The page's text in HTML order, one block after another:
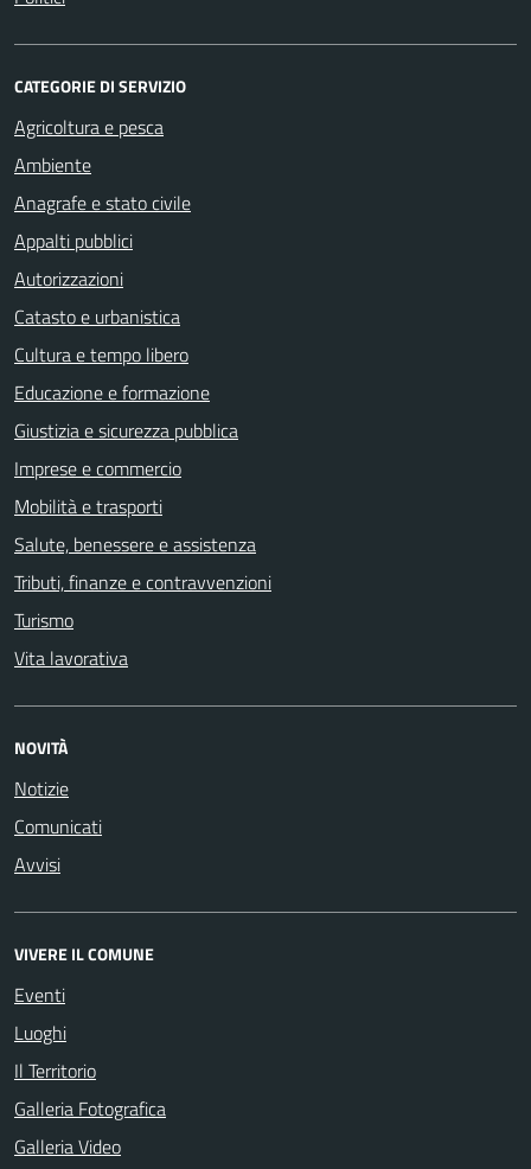
CATEGORIE DI SERVIZIO
Agricoltura e pesca
Ambiente
Anagrafe e stato civile
Appalti pubblici
Autorizzazioni
Catasto e urbanistica
Cultura e tempo libero
Educazione e formazione
Giustizia e sicurezza pubblica
Imprese e commercio
Mobilità e trasporti
Salute, benessere e assistenza
Tributi, finanze e contravvenzioni
Turismo
Vita lavorativa
NOVITÀ
Notizie
Comunicati
Avvisi
VIVERE IL COMUNE
Eventi
Luoghi
Il Territorio
Galleria Fotografica
Galleria Video